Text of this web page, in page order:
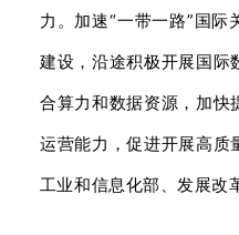
力。加速“一带一路”国
建设，沿途积极开展国际
合算力和数据资源，加快
运营能力，促进开展高质
工业和信息化部、发展改